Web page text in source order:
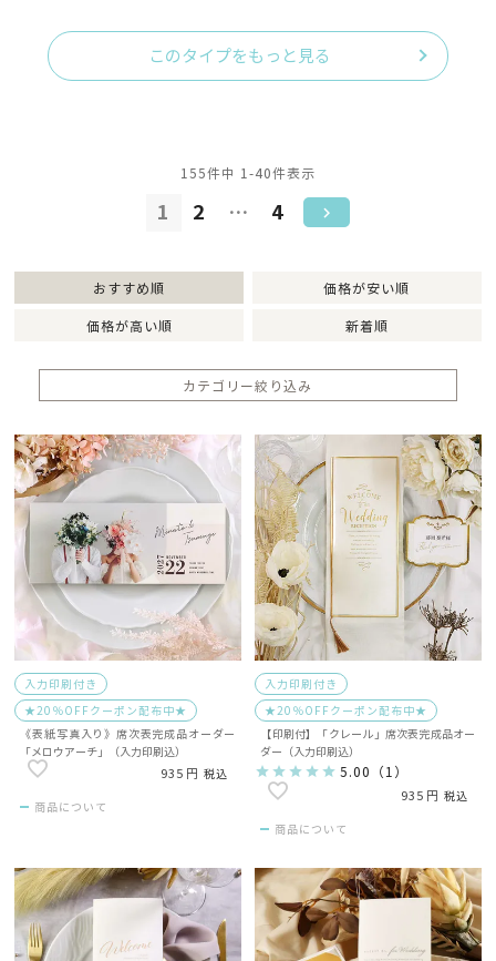
このタイプをもっと見る
おすすめ順 価格が安い順
価格が高い順 新着順
155件中 1 -40件表示
1 2 … 4
カテゴリー絞り込み
入力印刷付き
★20％OFFクーポン配布中★
《表紙写真入り》席次表完成品オーダー
「メロウアーチ」（入力印刷込）
935 税込
商品について
入力印刷付き
★20％OFFクーポン配布中★
【印刷付】「クレール」席次表完成品オー
ダー（入力印刷込）
5.00 （ 1 ）
935 税込
商品について